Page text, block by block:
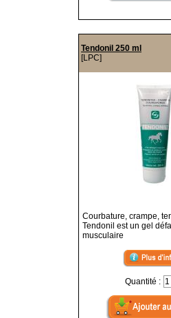
Tendonil 250 ml
[LPC]
Courbature, crampe,
Tendonil est un gel
musculaire
Quantité :